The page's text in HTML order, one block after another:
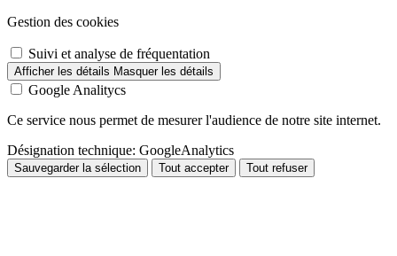
Gestion des cookies
Suivi et analyse de fréquentation
Afficher les détails Masquer les détails
Google Analitycs
Ce service nous permet de mesurer l'audience de notre site internet.
Désignation technique: GoogleAnalytics
Sauvegarder la sélection Tout accepter Tout refuser